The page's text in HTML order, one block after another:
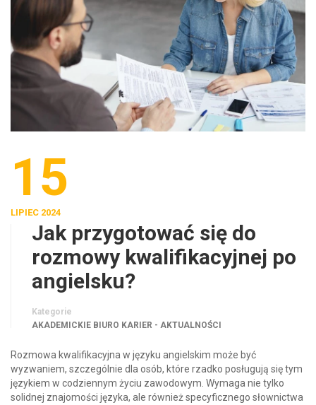
15
LIPIEC 2024
Jak przygotować się do
rozmowy kwalifikacyjnej po
angielsku?
Kategorie
AKADEMICKIE BIURO KARIER - AKTUALNOŚCI
Rozmowa kwalifikacyjna w języku angielskim może być
wyzwaniem, szczególnie dla osób, które rzadko posługują się tym
językiem w codziennym życiu zawodowym. Wymaga nie tylko
solidnej znajomości języka, ale również specyficznego słownictwa